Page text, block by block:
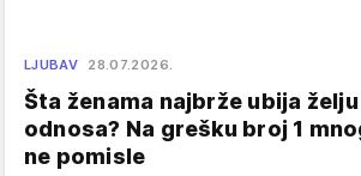
LJUBAV 28.07.2026.
Šta ženama najbrže ubija
odnosa? Na grešku broj 1
ne pomisle